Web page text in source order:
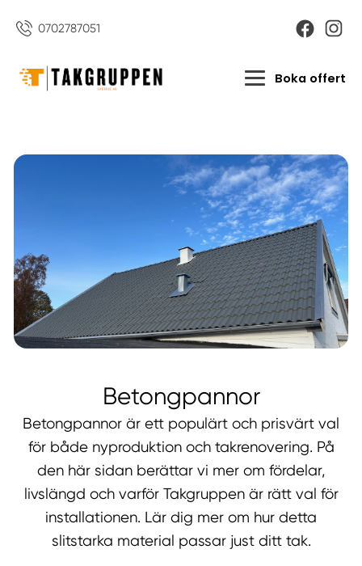
0702787051
Boka offert
Betongpannor
Betongpannor är ett populärt och prisvärt val
för både nyproduktion och takrenovering. På
den här sidan berättar vi mer om fördelar,
livslängd och varför Takgruppen är rätt val för
installationen. Lär dig mer om hur detta
slitstarka material passar just ditt tak.